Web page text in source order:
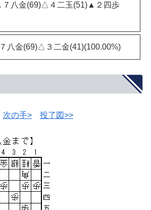
八金(69)△４二玉(51)▲２四歩
八金(69)△３二金(41)(100.00%)
次の手> 投了図>>